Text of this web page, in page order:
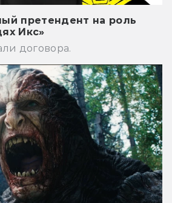
претендент на роль
Икс»
договора.